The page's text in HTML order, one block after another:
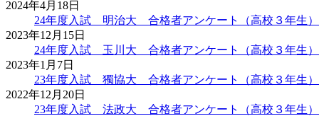
2024年4月18日
24年度入試 明治大 合格者アンケート（高校３年生）
2023年12月15日
24年度入試 玉川大 合格者アンケート（高校３年生）
2023年1月7日
23年度入試 獨協大 合格者アンケート（高校３年生）
2022年12月20日
23年度入試 法政大 合格者アンケート（高校３年生）